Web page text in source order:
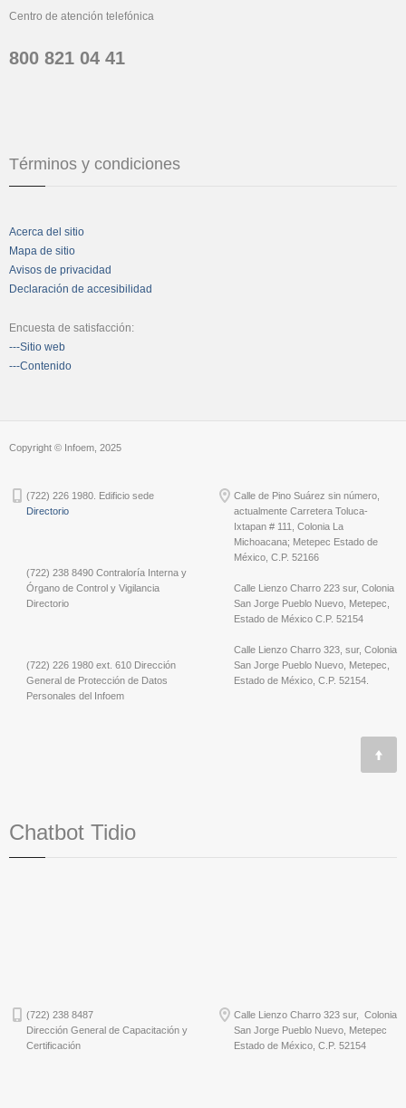
Centro de atención telefónica
800 821 04 41
Términos y condiciones
Acerca del sitio
Mapa de sitio
Avisos de privacidad
Declaración de accesibilidad
Encuesta de satisfacción:
---Sitio web
---Contenido
Copyright © Infoem, 2025
(722) 226 1980. Edificio sede
Directorio
(722) 238 8490 Contraloría Interna y
Órgano de Control y Vigilancia
Directorio
(722) 226 1980 ext. 610 Dirección
General de Protección de Datos
Personales del Infoem
Calle de Pino Suárez sin número,
actualmente Carretera Toluca-
Ixtapan # 111, Colonia La
Michoacana; Metepec Estado de
México, C.P. 52166
Calle Lienzo Charro 223 sur, Colonia
San Jorge Pueblo Nuevo, Metepec,
Estado de México C.P. 52154
Calle Lienzo Charro 323, sur, Colonia
San Jorge Pueblo Nuevo, Metepec,
Estado de México, C.P. 52154.
Chatbot Tidio
(722) 238 8487
Dirección General de Capacitación y
Certificación
Calle Lienzo Charro 323 sur, Colonia
San Jorge Pueblo Nuevo, Metepec
Estado de México, C.P. 52154